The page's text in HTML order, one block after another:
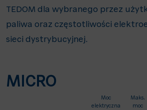
TEDOM dla wybranego przez
paliwa oraz częstotliwości
sieci dystrybucyjnej.
MICRO
Moc
elektryczna
Maks.
moc